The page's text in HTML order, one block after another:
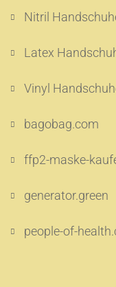
Nitril
Latex
Vinyl
bagobag.com
ffp2-maske-
generator.green
people-of-